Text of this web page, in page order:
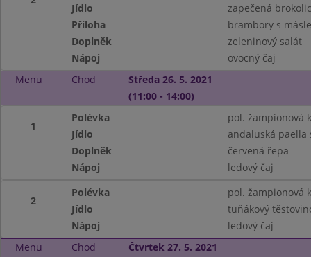
Jídlo
zapečená
Příloha
brambory s
Doplněk
zeleninový salát
Nápoj
ovocný čaj
Menu
Chod
Středa 26. 5. 2021
(11:00 - 14:00)
1
Polévka
pol. žampionová
Jídlo
andaluská paella
Doplněk
červená řepa
Nápoj
ledový čaj
2
Polévka
pol. žampionová
Jídlo
tuňákový
Nápoj
ledový čaj
Menu
Chod
Čtvrtek 27. 5. 2021